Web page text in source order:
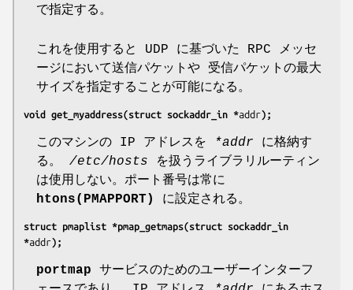
で指定する。
これを使用すると UDP に基づいた RPC メッセ
ージにおいて送信パケットや 受信パケットの最大
サイズを指定することが可能になる。
void get_myaddress(struct sockaddr_in *addr);
このマシンの IP アドレスを *addr に格納す
る。 /etc/hosts を扱うライブラリルーティン
は使用しない。ポート番号は常に
htons(PMAPPORT)
に設定される。
struct pmaplist *pmap_getmaps(struct sockaddr_in
*addr);
portmap サービスのためのユーザーインターフ